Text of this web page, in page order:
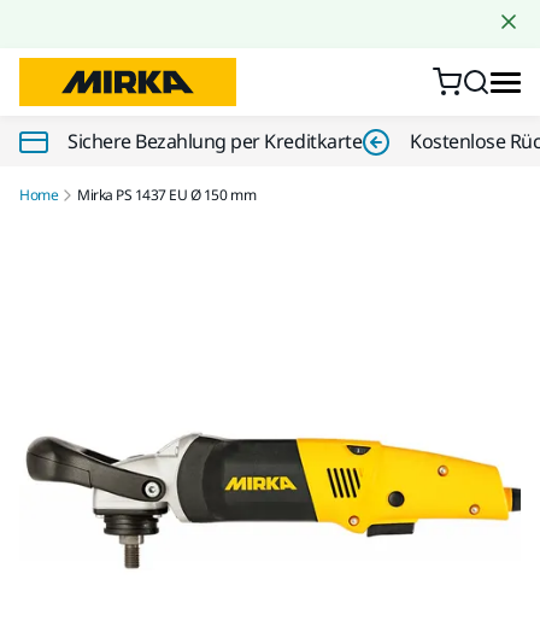
Sichere Bezahlung per Kreditkarte Kostenlose
Home Mirka PS 1437 EU Ø 150 mm